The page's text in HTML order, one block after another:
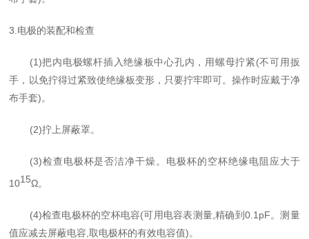
3.电极的装配和检查
(1)把内电极螺杆插入绝缘板中心孔内，用螺母拧紧(不可用扳
手，以免拧得过紧致使绝缘板变形，只要拧牢即可。操作时应戴于净
布手套)。
(2)拧上屏蔽罩。
(3)检查电极杯是否洁净干燥。 电极杯的空杯绝缘电阻应大于
1015Ω。
(4)检查电极杯的空杯电容(可用电容表测量,精确到0.1pF。测量
值应减去屏蔽电容,取电极杯的有效电容值)。